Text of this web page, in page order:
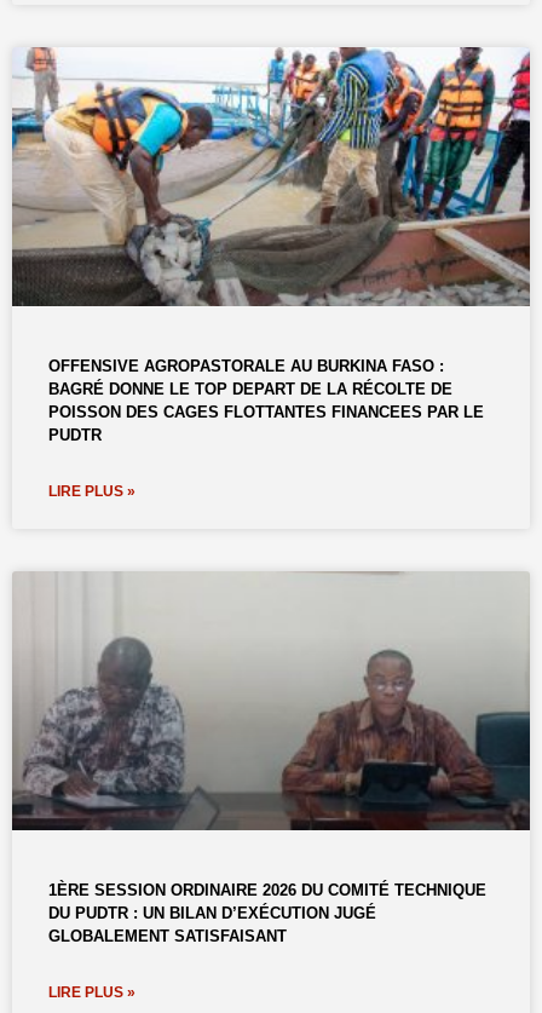
OFFENSIVE AGROPASTORALE AU BURKINA FASO :
BAGRÉ DONNE LE TOP DEPART DE LA RÉCOLTE DE
POISSON DES CAGES FLOTTANTES FINANCEES PAR LE
PUDTR
LIRE PLUS »
1ÈRE SESSION ORDINAIRE 2026 DU COMITÉ TECHNIQUE
DU PUDTR : UN BILAN D’EXÉCUTION JUGÉ
GLOBALEMENT SATISFAISANT
LIRE PLUS »